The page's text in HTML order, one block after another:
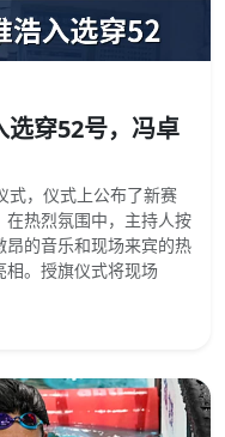
选穿52号，冯卓
式，仪式上公布了新赛
热烈氛围中，主持人按
的音乐和现场来宾的热
。授旗仪式将现场